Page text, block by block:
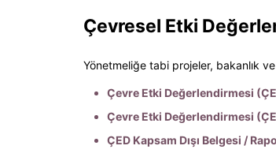
Çevresel Etki
Yönetmeliğe tabi projeler, bakanlık
Çevre Etki Değerlendirmesi
Çevre Etki Değerlendirmesi
ÇED Kapsam Dışı Belgesi /